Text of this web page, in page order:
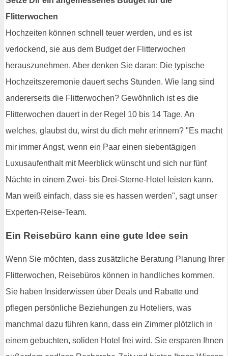
Flitterwochen
Hochzeiten können schnell teuer werden, und es ist
verlockend, sie aus dem Budget der Flitterwochen
herauszunehmen. Aber denken Sie daran: Die typische
Hochzeitszeremonie dauert sechs Stunden. Wie lang sind
andererseits die Flitterwochen? Gewöhnlich ist es die
Flitterwochen dauert in der Regel 10 bis 14 Tage. An
welches, glaubst du, wirst du dich mehr erinnern? "Es macht
mir immer Angst, wenn ein Paar einen siebentägigen
Luxusaufenthalt mit Meerblick wünscht und sich nur fünf
Nächte in einem Zwei- bis Drei-Sterne-Hotel leisten kann.
Man weiß einfach, dass sie es hassen werden", sagt unser
Experten-Reise-Team.
Ein Reisebüro kann eine gute Idee sein
Wenn Sie möchten, dass zusätzliche Beratung Planung Ihrer
Flitterwochen, Reisebüros können in handliches kommen.
Sie haben Insiderwissen über Deals und Rabatte und
pflegen persönliche Beziehungen zu Hoteliers, was
manchmal dazu führen kann, dass ein Zimmer plötzlich in
einem gebuchten, soliden Hotel frei wird. Sie ersparen Ihnen